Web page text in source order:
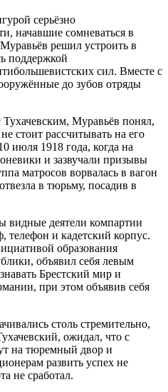
серьёзно
начавшие сомневаться в
решил устроить в
поддержкой
сил. Вместе с
до зубов отряды
Муравьёв понял,
стоит рассчитывать на его
июля 1918 года, когда на
и зазвучали призывы
матросов ворвалась в вагон
в тюрьму, посадив в
видные деятели компартии
телефон и кадетский корпус.
образования
объявил себя левым
Брестский мир и
при этом объявив себя
столь стремительно,
ожидал, что с
на тюремный двор и
развить успех не
не сработал.